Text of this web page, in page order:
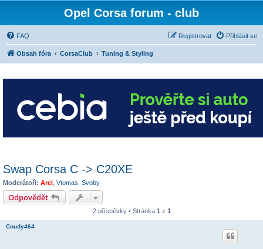
Opel Corsa forum - club
FAQ Přihlásit se
Registrovat
Obsah fóra CorsaClub Tuning & Styling
Swap Corsa C -> C20XE
Moderátoři: Arci Vtomas Svoby
Odpovědět
2 příspěvky • Stránka 1 z 1
Coudy464